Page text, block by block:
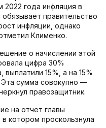
2022 года инфляция в
правительство
инфляции, однако
Клименко.
о начислении этой
цифра 30%
15%, а на 15%
Эта сумма совокупно —
правозащитник.
на отчет главы
котором проскользнула